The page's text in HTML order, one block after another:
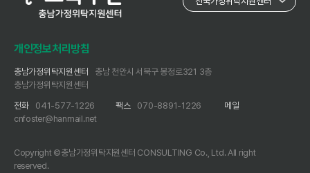
개인정보처리방침
충남가정위탁지원센터
충남 천안시 서북구 봉정로321 3층
충남가정위탁지원센터
전화
041-577-1226 팩스 070-8891-1226
메일
cnfoster@hanmail.net
Copyright ©충남가정위탁지원센터 CONSULTING Co., Ltd. All right
reserved.